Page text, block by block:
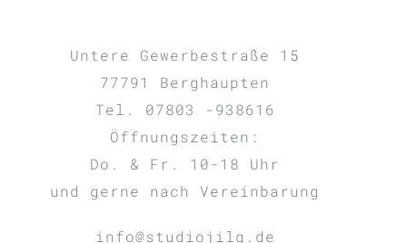
Untere Gewerbestraße 15
77791 Berghaupten
Tel. 07803 -938616
Öffnungszeiten:
Do. & Fr. 10-18 Uhr
und gerne nach Vereinbarung
info@studiojilg.de